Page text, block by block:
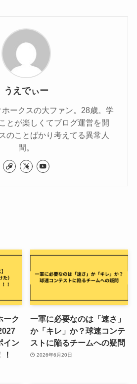
うえでぃー
ークスの大ファン。28歳。学
とが楽しくてブログ運営を開
のことばかり考えてる異常人
間。
ーク
イン
一軍に必要なのは「速さ」
か「キレ」か？球速コンテ
ストに陥るチームへの疑問
2026年6月20日